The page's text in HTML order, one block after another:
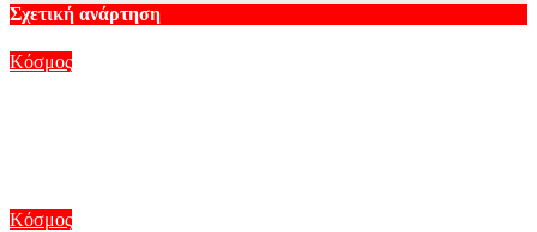
Σχετική ανάρτηση
Κόσμος
Κόσμος